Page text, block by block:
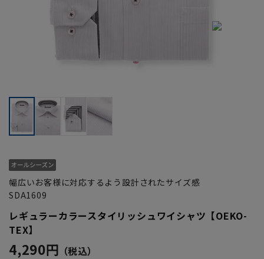
幅広いお客様に対応するよう設計されたサイズ感
SDA1609
レギュラーカラースタイリッシュワイシャツ【OEKO-
TEX】
4,290円